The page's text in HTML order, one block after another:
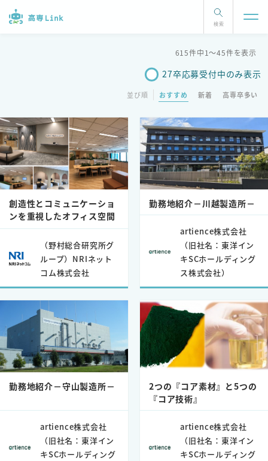
検索
27卒応募受付中のみ表示
並び順 おすすめ 新着 高専卒多い
創造性とコミュニケーショ
ンを重視したオフィス空間
（野村総合研究所グ
ループ）NRIネット
コム株式会社
勤務地紹介－川越製造所－
artience株式会社
（旧社名：東洋イン
キSCホールディング
ス株式会社）
勤務地紹介－守山製造所－
artience株式会社
（旧社名：東洋イン
キSCホールディング
2つの『コア素材』と5つの
『コア技術』
artience株式会社
（旧社名：東洋イン
キSCホールディング
615件中1〜45件を表示